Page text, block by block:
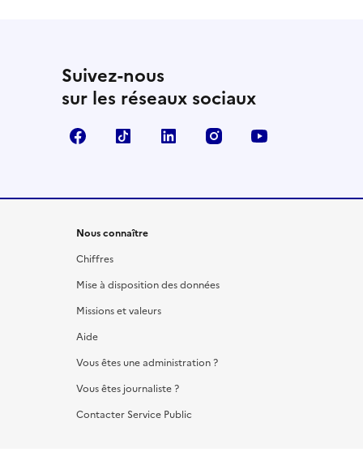
Suivez-nous
sur les réseaux sociaux
FacebookTikTok LinkedIn Instagram
Nous connaître
Chiffres
Mise à disposition des données
Missions et valeurs
Aide
Vous êtes une administration ?
Vous êtes journaliste ?
Contacter Service Public